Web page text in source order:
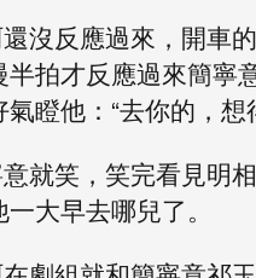
沒反應過來，開車
半拍才反應過來簡寧
瞪他：“去你的，想
就笑，笑完看見明
大早去哪兒了。